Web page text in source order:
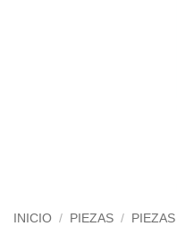
INICIO / PIEZAS / PIEZAS